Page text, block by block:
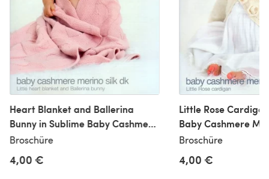
Heart Blanket and Ballerina
Bunny in Sublime Baby Cashmere
Merino Silk DK - 6009
Broschüre
4,00 €
Little Rose
Baby Cashmere
6008
Broschüre
4,00 €